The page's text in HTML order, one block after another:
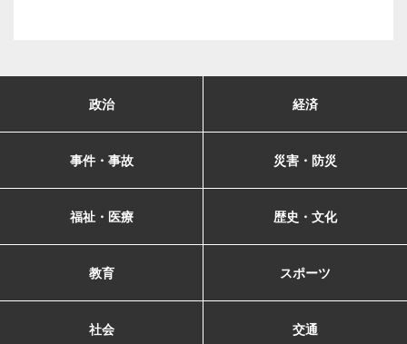
政治 経済
事件・事故 災害・防災
福祉・医療 歴史・文化
教育 スポーツ
社会 交通